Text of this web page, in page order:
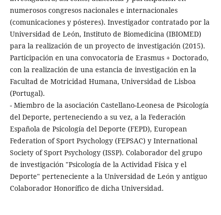
numerosos congresos nacionales e internacionales
(comunicaciones y pósteres). Investigador contratado por la
Universidad de León, Instituto de Biomedicina (IBIOMED)
para la realización de un proyecto de investigación (2015).
Participación en una convocatoria de Erasmus + Doctorado,
con la realización de una estancia de investigación en la
Facultad de Motricidad Humana, Universidad de Lisboa
(Portugal).
- Miembro de la asociación Castellano-Leonesa de Psicología
del Deporte, perteneciendo a su vez, a la Federación
Española de Psicología del Deporte (FEPD), European
Federation of Sport Psychology (FEPSAC) y International
Society of Sport Psychology (ISSP). Colaborador del grupo
de investigación "Psicología de la Actividad Física y el
Deporte" perteneciente a la Universidad de León y antiguo
Colaborador Honorífico de dicha Universidad.